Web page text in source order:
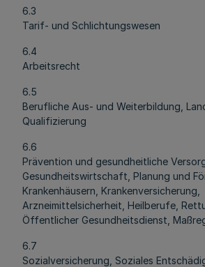
6.3
Tarif- und Schlichtungswesen
6.4
Arbeitsrecht
6.5
Berufliche Aus- und Weiterbildung,
Qualifizierung
6.6
Prävention und gesundheitliche
Gesundheitswirtschaft, Planung und
Krankenhäusern, Krankenversicherung,
Arzneimittelsicherheit, Heilberufe,
Öffentlicher Gesundheitsdienst,
6.7
Sozialversicherung, Soziales